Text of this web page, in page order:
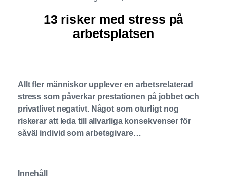
13 risker med stress på
arbetsplatsen
Allt fler människor upplever en arbetsrelaterad
stress som påverkar prestationen på jobbet och
privatlivet negativt. Något som oturligt nog
riskerar att leda till allvarliga konsekvenser för
såväl individ som arbetsgivare…
Innehåll